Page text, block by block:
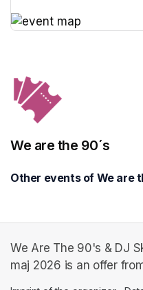
We are the 90´s
Other events of We are
We Are The 90's & DJ
maj 2026 is an offer